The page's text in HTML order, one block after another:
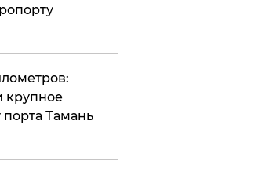
крупное
Тамань